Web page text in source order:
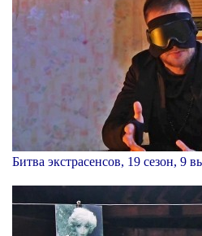
Битва экстрасенсов, 19 сезон, 9